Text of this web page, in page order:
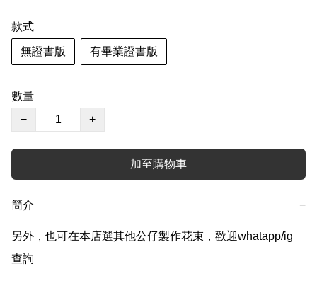
款式
無證書版 有畢業證書版
數量
−
+
加至購物車
簡介 −
另外，也可在本店選其他公仔製作花束，歡迎whatapp/ig
查詢